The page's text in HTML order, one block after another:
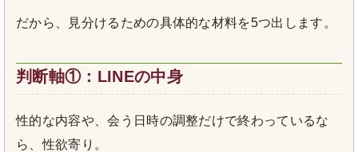
だから、見分けるための具体的な材料を5つ出します。
判断軸①：LINEの中身
性的な内容や、会う日時の調整だけで終わっているな
ら、性欲寄り。